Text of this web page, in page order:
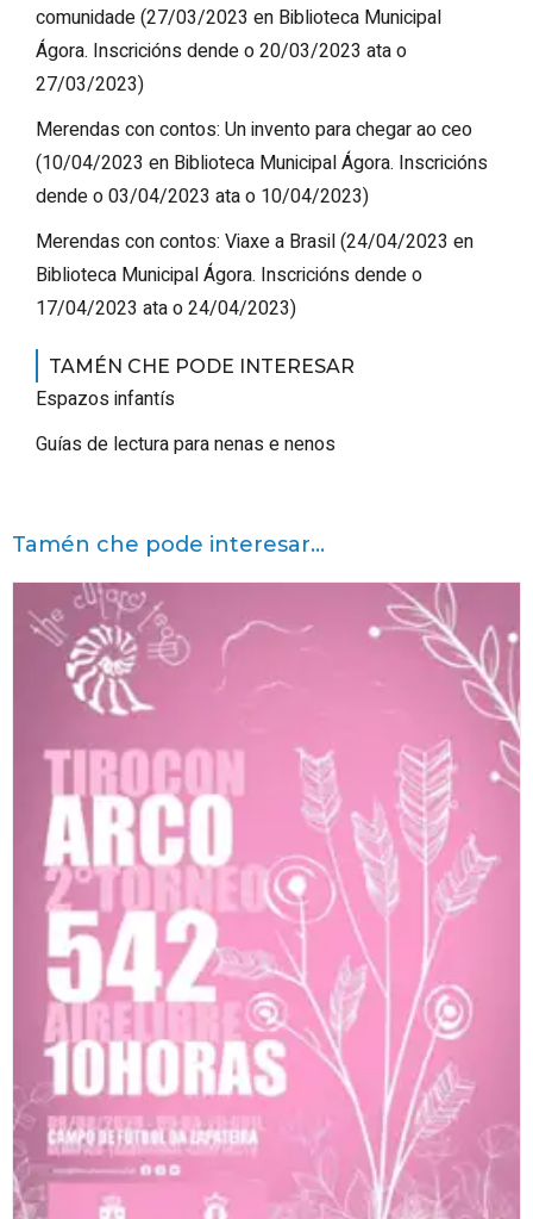
comunidade(27/03/2023 en Biblioteca Municipal
Ágora. Inscricións dende o 20/03/2023 ata o
27/03/2023)
Merendas con contos: Un invento para chegar ao ceo
(10/04/2023 en Biblioteca Municipal Ágora. Inscricións
dende o 03/04/2023 ata o 10/04/2023)
Merendas con contos: Viaxe a Brasil(24/04/2023 en
Biblioteca Municipal Ágora. Inscricións dende o
17/04/2023 ata o 24/04/2023)
TAMÉN CHE PODE INTERESAR
Espazos infantís
Guías de lectura para nenas e nenos
Tamén che pode interesar...